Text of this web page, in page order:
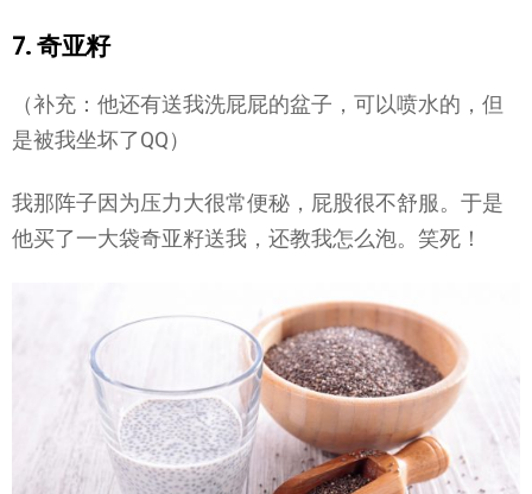
7. 奇亚籽
（补充：他还有送我洗屁屁的盆子，可以喷水的，但
是被我坐坏了QQ）
我那阵子因为压力大很常便秘，屁股很不舒服。于是
他买了一大袋奇亚籽送我，还教我怎么泡。笑死！